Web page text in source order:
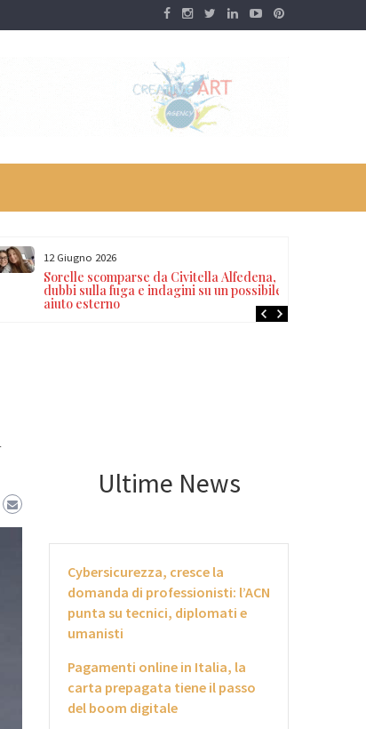
12 Giugno 2026
Sorelle scomparse da Civitella Alfedena,
dubbi sulla fuga e indagini su un possibile
aiuto esterno
Ultime News
Cybersicurezza, cresce la
domanda di professionisti: l’ACN
punta su tecnici, diplomati e
umanisti
Pagamenti online in Italia, la
carta prepagata tiene il passo
del boom digitale